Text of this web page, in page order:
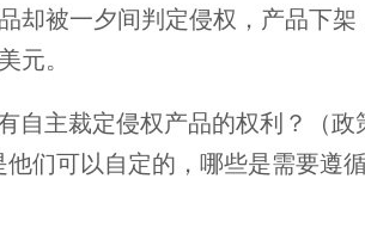
却被一夕间判定侵权，产品下架
元。
自主裁定侵权产品的权利？（政
们可以自定的，哪些是需要遵